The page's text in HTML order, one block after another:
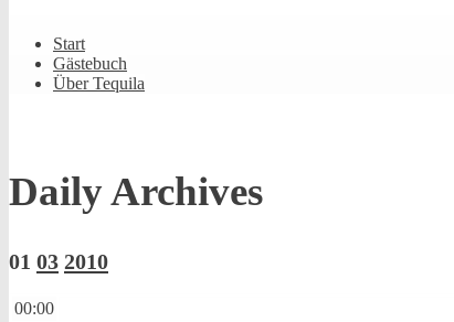
Navigation
Start
Gästebuch
Über Tequila
Daily Archives
01 03 2010
00:00